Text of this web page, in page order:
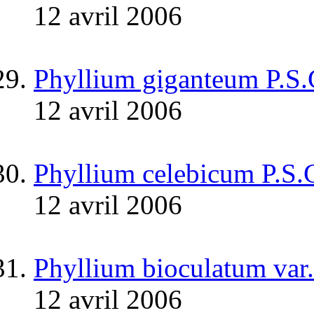
12 avril 2006
Phyllium giganteum
12 avril 2006
Phyllium celebicum
12 avril 2006
Phyllium bioculatum
12 avril 2006